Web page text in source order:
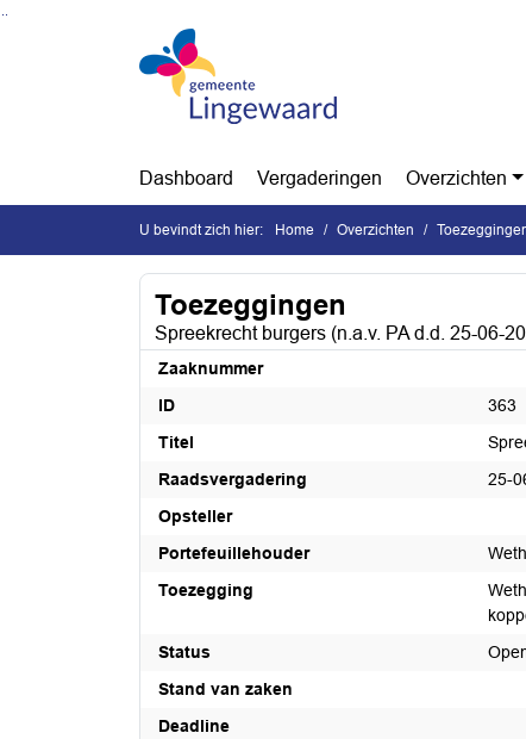
Ga naar de inhoud van deze pagina
Dashboard Vergaderingen Overzichten
U bevindt zich hier: Home Overzichten
Toezeggingen
Spreekrecht burgers (n.a.v. PA d.d. 25-06-
Zaaknummer
ID
363
Titel
Raadsvergadering
25-
Opsteller
Portefeuillehouder
Toezegging
Status
Stand van zaken
Deadline